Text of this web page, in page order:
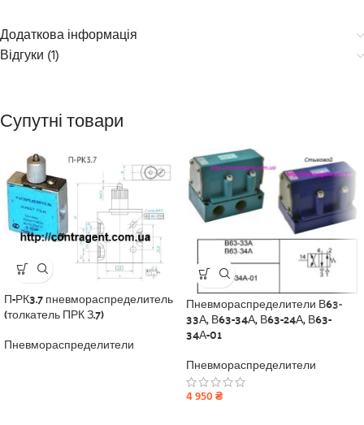
Додаткова інформація
Відгуки (1)
Супутні товари
П-РК3.7 пневмораспределитель
(толкатель ПРК З.7)
Пневмораспределители
Пневмораспределители В63-
33А, В63-34А, В63-24А, В63-
34А-01
Пневмораспределители
4 950₴